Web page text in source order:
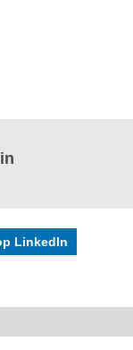
LinkedIn